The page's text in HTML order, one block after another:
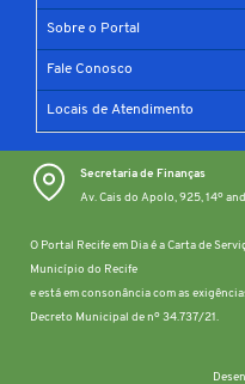
Sobre o Portal
Fale Conosco
Locais de Atendimento
Secretaria de Finanças
Av. Cais do Apolo, 925, 14º
O Portal Recife em Dia é a Carta de
Município do Recife
e está em consonância com as
Decreto Municipal de nº 34.737/21.